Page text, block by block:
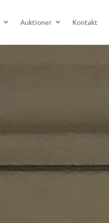
Auktioner Kontakt